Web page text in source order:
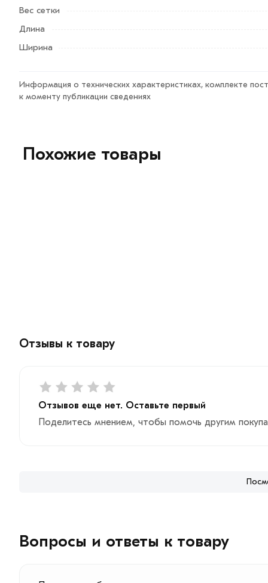
Вес сетки
Длина
Ширина
Информация о технических характеристиках, комплекте
к моменту публикации сведениях
Похожие товары
Отзывы к товару
Отзывов еще нет. Оставьте первый
Поделитесь мнением, чтобы помочь другим
Вопросы и ответы к товару